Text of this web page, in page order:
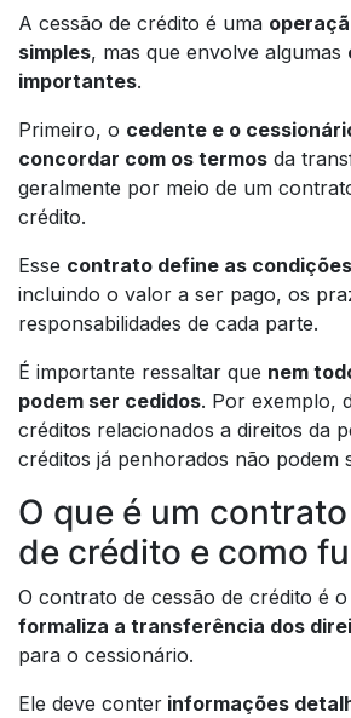
A cessão de crédito é uma
simples, mas que envolve algumas
importantes.
Primeiro, o cedente e o
concordar com os termos da
geralmente por meio de um
crédito.
Esse contrato define as
incluindo o valor a ser pago, os
responsabilidades de cada parte.
É importante ressaltar que nem
podem ser cedidos. Por exemplo,
créditos relacionados a direitos da
créditos já penhorados não podem
O que é um
de crédito e como
O contrato de cessão de crédito é o
formaliza a transferência dos
para o cessionário.
Ele deve conter informações